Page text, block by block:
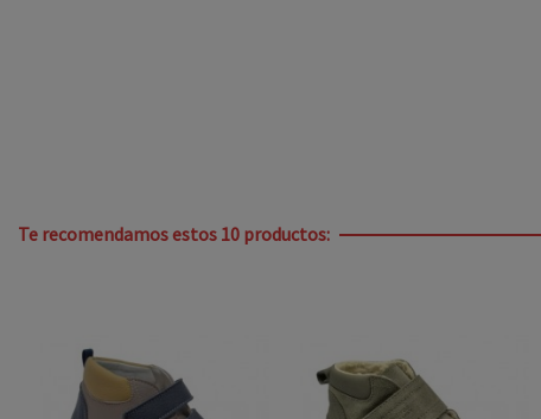
Te recomendamos estos 10 productos: